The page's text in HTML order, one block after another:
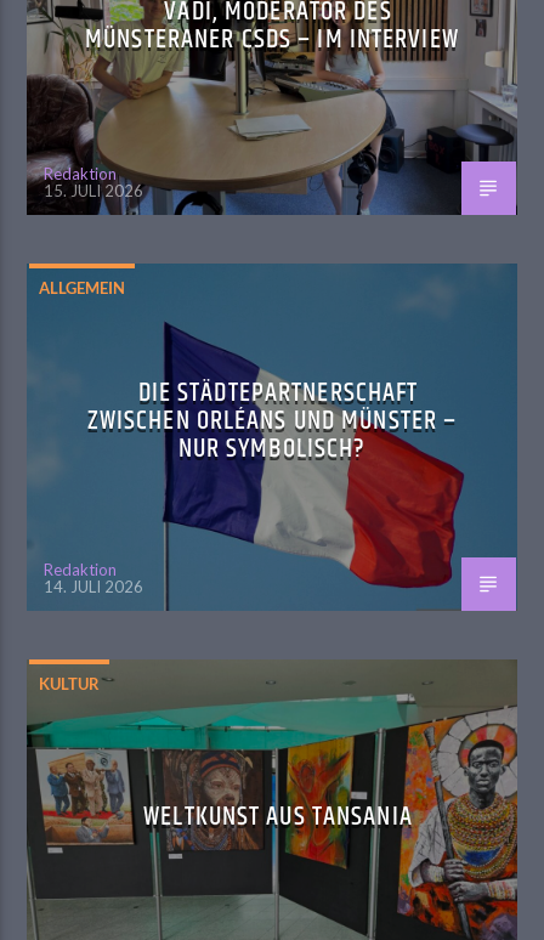
VADI, MODERATOR DES
MÜNSTERANER CSDS – IM INTERVIEW
Redaktion
15. JULI 2026
ALLGEMEIN
DIE STÄDTEPARTNERSCHAFT
ZWISCHEN ORLÉANS UND MÜNSTER –
NUR SYMBOLISCH?
Redaktion
14. JULI 2026
KULTUR
WELTKUNST AUS TANSANIA